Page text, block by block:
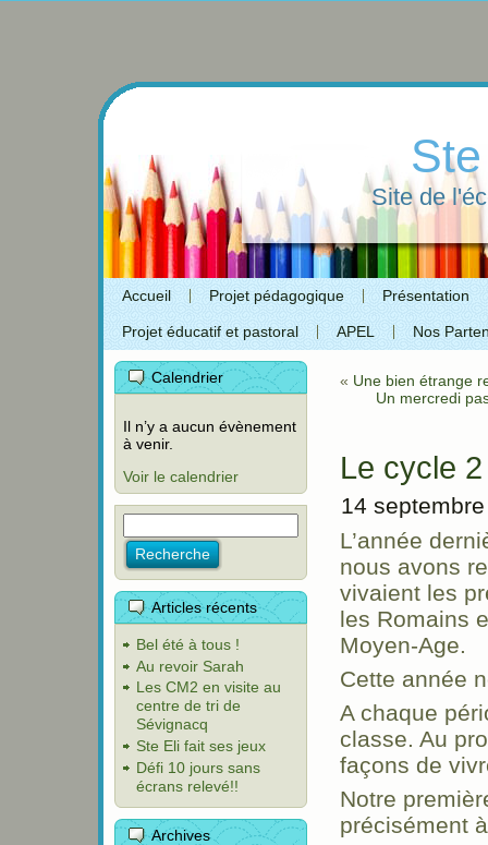
Site de
Accueil Projet pédagogique Présentation
Projet éducatif et pastoral APEL Nos
Calendrier
Il n’y a aucun évènement
à venir.
Voir le calendrier
Articles récents
Bel été à tous !
Au revoir Sarah
Les CM2 en visite au
centre de tri de
Sévignacq
Ste Eli fait ses jeux
Défi 10 jours sans
écrans relevé!!
Archives
« Une bien étrange
Un mercredi
Le cycle
14
L’année
nous avons
vivaient les
les Romains
Moyen-Age.
Cette année
A chaque
classe. Au
façons de
Notre
précisément